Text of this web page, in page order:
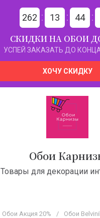
262 13 44
СКИДКИ НА ОБОИ
УСПЕЙ ЗАКАЗАТЬ ДО
ХОЧУ СКИДКУ
Обои
Товары для декорации
Обои Акция 20% / Обои